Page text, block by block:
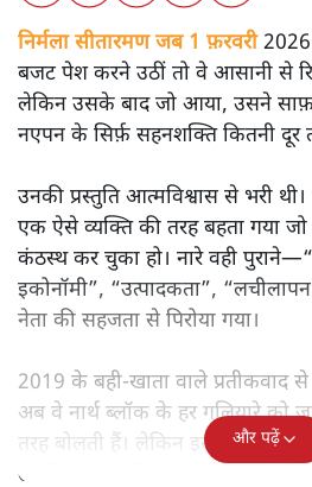
निर्मला सीतारमण जब 1 फ़रवरी2026
बजट पेश करने उठीं तो वे आसानी से
लेकिन उसके बाद जो आया, उसने साफ़
नएपन के सिर्फ़ सहनशक्ति कितनी
उनकी प्रस्तुति आत्मविश्वास से भरी
एक ऐसे व्यक्ति की तरह बहता गया
कंठस्थ कर चुका हो। नारे वही
इकोनॉमी”, “उत्पादकता”,
नेता की सहजता से पिरोया गया।
2019 के बही‑खाता वाले
अब वे नार्थ ब्लॉक के हर गलियारे को
तरह बोलती हैं। लेकिन इस
उतनी ही अनुमानित और दोहराव भरी।
और पढ़ें